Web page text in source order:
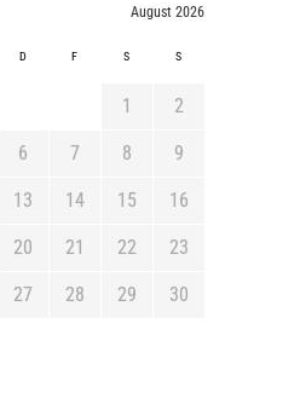
August 2026
D F S S
1 2
6 7 8 9
13 14 15 16
20 21 22 23
27 28 29 30